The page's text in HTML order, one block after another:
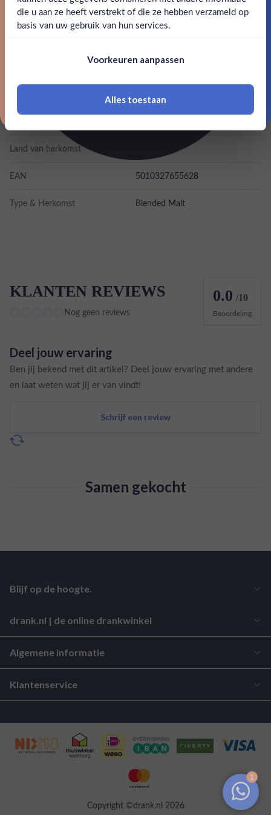
Ja Nee
18 jaar of ouder zijn
SPECIFICATIES
Monkey Shoulder
Land van herkomst
EAN 5010327655628
Type & Herkomst Blended Malt
KLANTEN REVIEWS
Nog geen reviews
0.0 /10
Beoordeling
Deel jouw ervaring
Ben jij bekend met dit artikel? Deel jouw ervaring met andere
en laat weten wat jij er van vindt!
Schrijf een review
Samen gekocht
drank.nl | de online drankwinkel
Algemene informatie
Klantenservice
Blijf op de hoogte.
Copyright ©drank.nl 2026
die u aan ze heeft verstrekt of die ze hebben verzameld op
basis van uw gebruik van hun services.
Voorkeuren aanpassen
Alles toestaan
Claim mijn korting